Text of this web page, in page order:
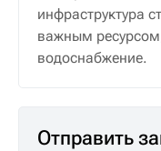
инфраструктура
важным
водоснабжение.
Отправить